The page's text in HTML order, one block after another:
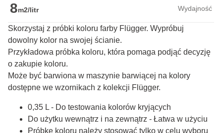
8m2/litr Wydajność
Skorzystaj z próbki koloru farby Flügger. Wypróbuj
dowolny kolor na swojej ścianie.
Przykładowa próbka koloru, która pomaga podjąć decyzję
o zakupie koloru.
Może być barwiona w maszynie barwiącej na kolory
dostępne we wzornikach z kolekcji Flügger.
0,35 L - Do testowania kolorów kryjących
Do użytku wewnątrz i na zewnątrz - Łatwa w użyciu
Próbkę koloru należy stosować tylko w celu wyboru